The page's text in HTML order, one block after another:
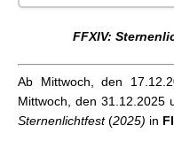
FFXIV:
FFXIV: Rhapsodie
FFXIV: Mog Mog
FFXIV: Valentiontag
FFXIV:
zurück
FFXIV:
Ab Mittwoch, den
Mittwoch, den 31.12.2025
Sternenlichtfest(2025) in